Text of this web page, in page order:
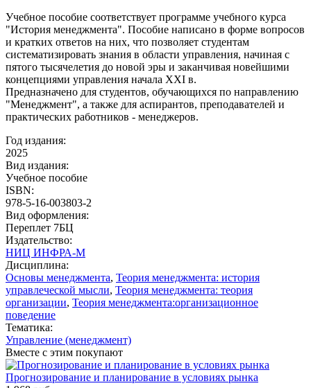
Учебное пособие соответствует программе учебного курса
"История менеджмента". Пособие написано в форме вопросов
и кратких ответов на них, что позволяет студентам
систематизировать знания в области управления, начиная с
пятого тысячелетия до новой эры и заканчивая новейшими
концепциями управления начала XXI в.
Предназначено для студентов, обучающихся по направлению
"Менеджмент", а также для аспирантов, преподавателей и
практических работников - менеджеров.
Год издания:
2025
Вид издания:
Учебное пособие
ISBN:
978-5-16-003803-2
Вид оформления:
Переплет 7БЦ
Издательство:
НИЦ ИНФРА-М
Дисциплина:
Основы менеджмента, Теория менеджмента: история
управлеческой мысли, Теория менеджмента: теория
организации, Теория менеджмента:организационное
поведение
Тематика:
Управление (менеджмент)
Вместе с этим покупают
Прогнозирование и планирование в условиях рынка